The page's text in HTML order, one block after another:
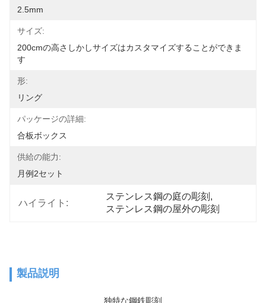
2.5mm
サイズ:
200cmの高さしかしサイズはカスタマイズすることができま
す
形:
リング
パッケージの詳細:
合板ボックス
供給の能力:
月例2セット
ハイライト:
ステンレス鋼の庭の彫刻 ,
ステンレス鋼の屋外の彫刻
製品説明
独特な鋼鉄彫刻